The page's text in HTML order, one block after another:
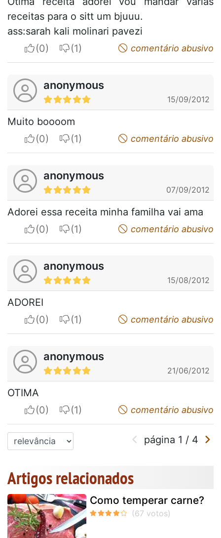
receitas para o sitt um bjuuu.
ass:sarah kali molinari pavezi
I apreciateI do not appreciatecomentário abusivo
anonymous
15/09/2012
Muito boooom
I apreciateI do not appreciatecomentário abusivo
anonymous
07/09/2012
Adorei essa receita minha familha vai ama
I apreciateI do not appreciatecomentário abusivo
anonymous
15/08/2012
ADOREI
I apreciateI do not appreciatecomentário abusivo
anonymous
21/06/2012
OTIMA
I apreciateI do not appreciatecomentário abusivo
página 1 / 4
Artigos relacionados
Como temperar carne?